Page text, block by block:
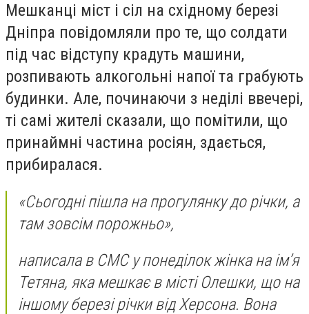
Мешканці міст і сіл на східному березі
Дніпра повідомляли про те, що солдати
під час відступу крадуть машини,
розпивають алкогольні напої та грабують
будинки. Але, починаючи з неділі ввечері,
ті самі жителі сказали, що помітили, що
принаймні частина росіян, здається,
прибиралася.
«Сьогодні пішла на прогулянку до річки, а
там зовсім порожньо»,
написала в СМС у понеділок жінка на ім’я
Тетяна, яка мешкає в місті Олешки, що на
іншому березі річки від Херсона. Вона